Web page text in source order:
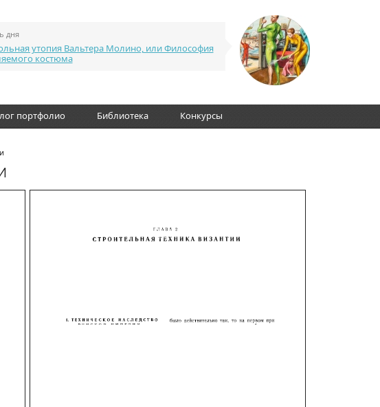
дня
утопия Вальтера Молино, или Философия
костюма
портфолио Библиотека Конкурсы